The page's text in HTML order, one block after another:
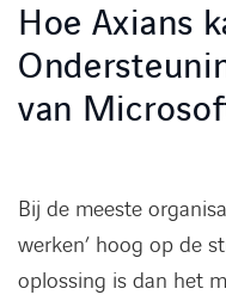
Hoe Axians
van
Bij de meeste
werken’ hoog op de
oplossing is dan het